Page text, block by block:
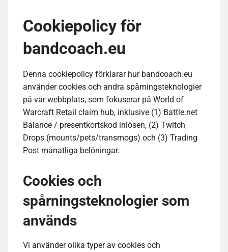
Cookiepolicy för
bandcoach.eu
Denna cookiepolicy förklarar hur bandcoach.eu
använder cookies och andra spårningsteknologier
på vår webbplats, som fokuserar på World of
Warcraft Retail claim hub, inklusive (1) Battle.net
Balance / presentkortskod inlösen, (2) Twitch
Drops (mounts/pets/transmogs) och (3) Trading
Post månatliga belöningar.
Cookies och
spårningsteknologier som
används
Vi använder olika typer av cookies och